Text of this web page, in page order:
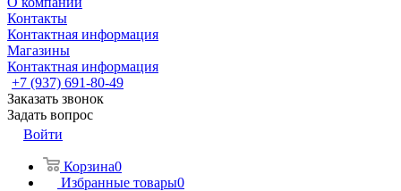
Контакты
Контактная информация
Магазины
Контактная информация
+7 (937) 691-80-49
Заказать звонок
Задать вопрос
Войти
Корзина0
Избранные товары0